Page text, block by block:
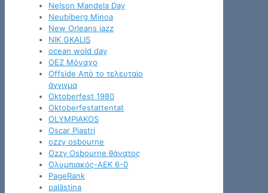
Nelson Mandela Day
Neubiberg Minoa
New Orleans jazz
NIK GKALIS
ocean wold day
OEZ Μόναχο
Offside Από το τελευταίο
άγγιγμα
Oktoberfest 1980
Oktoberfestattentat
OLYMPIAKOS
Oscar Piastri
ozzy osbourne
Ozzy Osbourne θάνατος
Oλυμπιακός-ΑΕΚ 6-0
PageRank
palästina